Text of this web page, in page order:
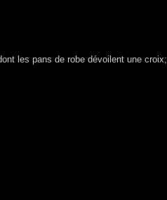
les pans de robe dévoilent une croix;